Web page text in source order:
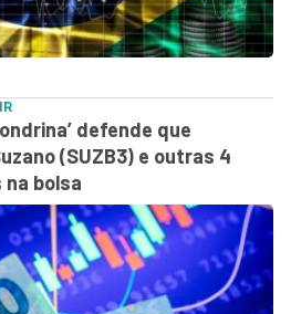
defende que
(SUZB3) e outras 4
bolsa